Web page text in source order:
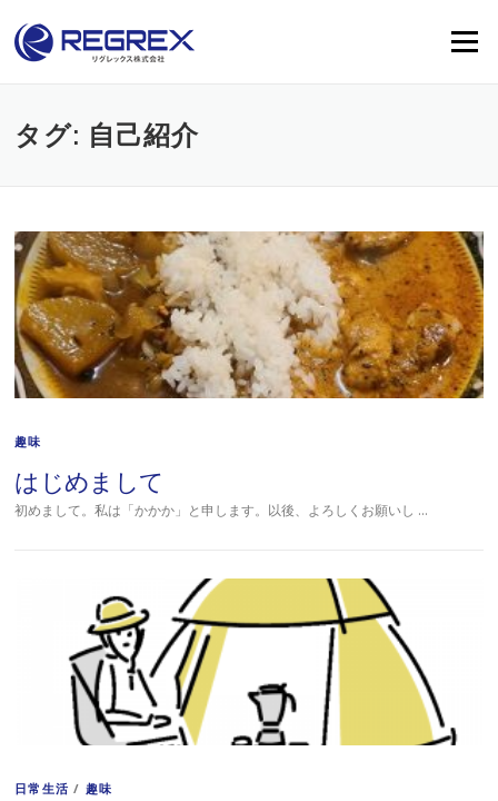
content
Menu
タグ: 自己紹介
趣味
はじめまして
初めまして。私は「かかか」と申します。以後、よろしくお願いし …
日常生活 / 趣味